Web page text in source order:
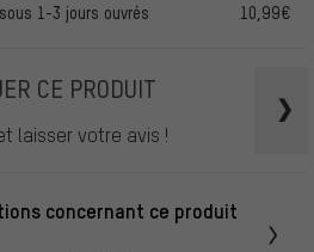
1-3 jours ouvrés 10,99€
CE PRODUIT
laisser votre avis !
concernant ce produit